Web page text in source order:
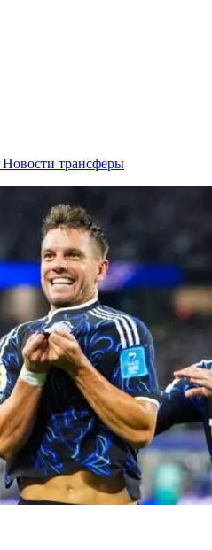
Новости трансферы